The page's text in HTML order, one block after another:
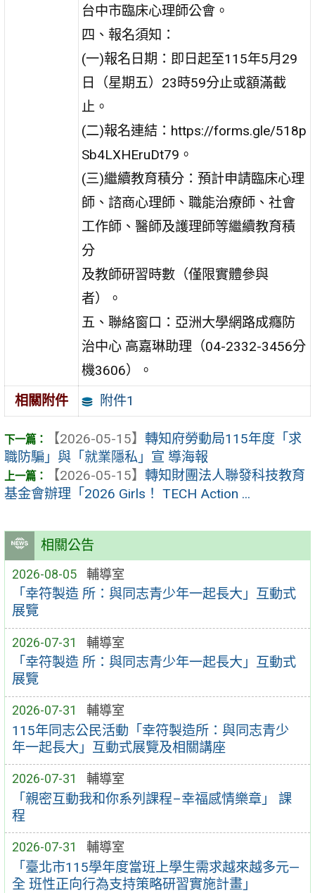
相關公告
2026-08-05 輔導室
「幸符製造 所：與同志青少年一起長大」互動式
展覽
2026-07-31 輔導室
「幸符製造 所：與同志青少年一起長大」互動式
展覽
2026-07-31 輔導室
115年同志公民活動「幸符製造所：與同志青少
年一起長大」互動式展覽及相關講座
2026-07-31 輔導室
「親密互動我和你系列課程–幸福感情樂章」 課
程
2026-07-31 輔導室
「臺北市115學年度當班上學生需求越來越多元—
全 班性正向行為支持策略研習實施計畫」
台中市臨床心理師公會。
四、報名須知：
(一)報名日期：即日起至115年5月29
日（星期五）23時59分止或額滿截
止。
(二)報名連結：https://forms.gle/518p
Sb4LXHEruDt79。
(三)繼續教育積分：預計申請臨床心理
師、諮商心理師、職能治療師、社會
工作師、醫師及護理師等繼續教育積
分
及教師研習時數（僅限實體參與
者）。
五、聯絡窗口：亞洲大學網路成癮防
治中心 高嘉琳助理（04-2332-3456分
機3606）。
相關附件
附件1
【2026-05-15】 轉知府勞動局115年度「求
職防騙」與「就業隱私」宣 導海報
【2026-05-15】 轉知財團法人聯發科技教育
基金會辦理「2026 Girls！ TECH Action ...